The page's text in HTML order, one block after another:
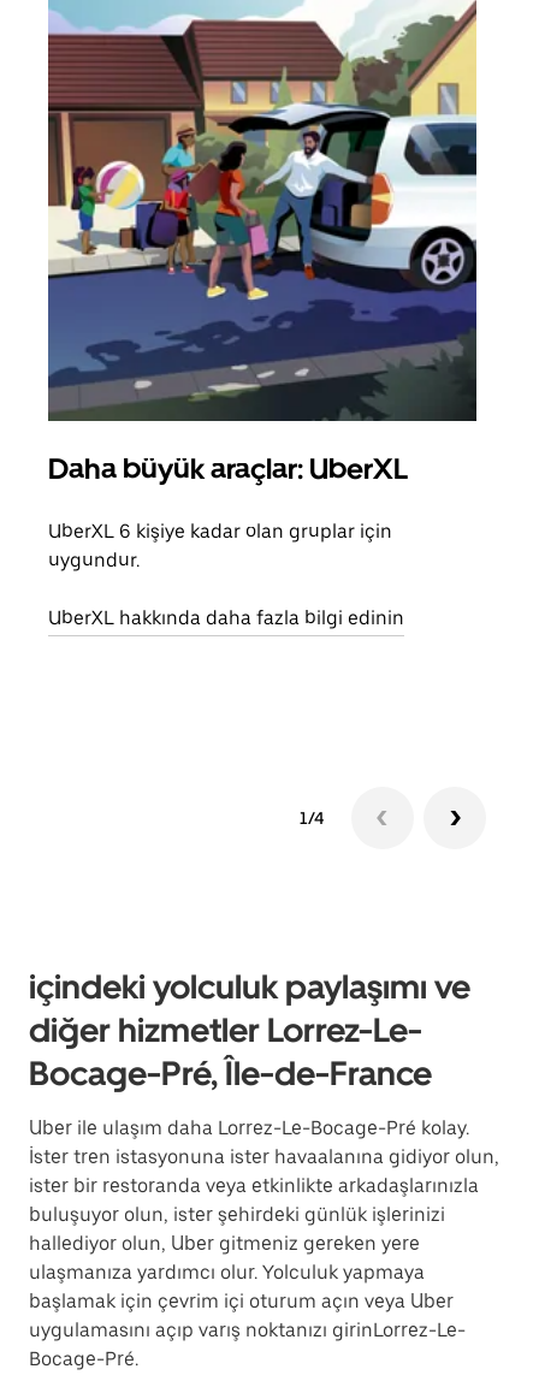
Daha büyük araçlar: UberXL
UberXL 6 kişiye kadar olan gruplar için
uygundur.
UberXL hakkında daha fazla bilgi edinin
1/4
içindeki yolculuk paylaşımı ve
diğer hizmetler Lorrez-Le-
Bocage-Pré, Île-de-France
Uber ile ulaşım daha Lorrez-Le-Bocage-Pré kolay.
İster tren istasyonuna ister havaalanına gidiyor olun,
ister bir restoranda veya etkinlikte arkadaşlarınızla
buluşuyor olun, ister şehirdeki günlük işlerinizi
hallediyor olun, Uber gitmeniz gereken yere
ulaşmanıza yardımcı olur. Yolculuk yapmaya
başlamak için çevrim içi oturum açın veya Uber
uygulamasını açıp varış noktanızı girinLorrez-Le-
Bocage-Pré.